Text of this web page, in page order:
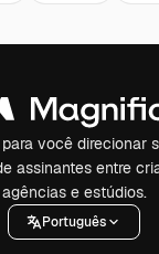
você direcionar
assinantes entre
agências e estúdios.
Português